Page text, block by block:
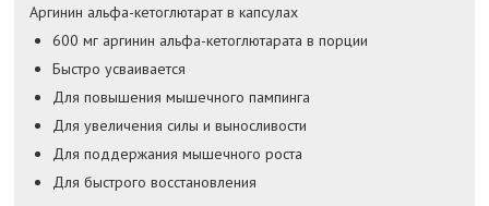
Аргинин альфа-кетоглютарат в капсулах
600 мг аргинин альфа-кетоглютарата в порции
Быстро усваивается
Для повышения мышечного пампинга
Для увеличения силы и выносливости
Для поддержания мышечного роста
Для быстрого восстановления